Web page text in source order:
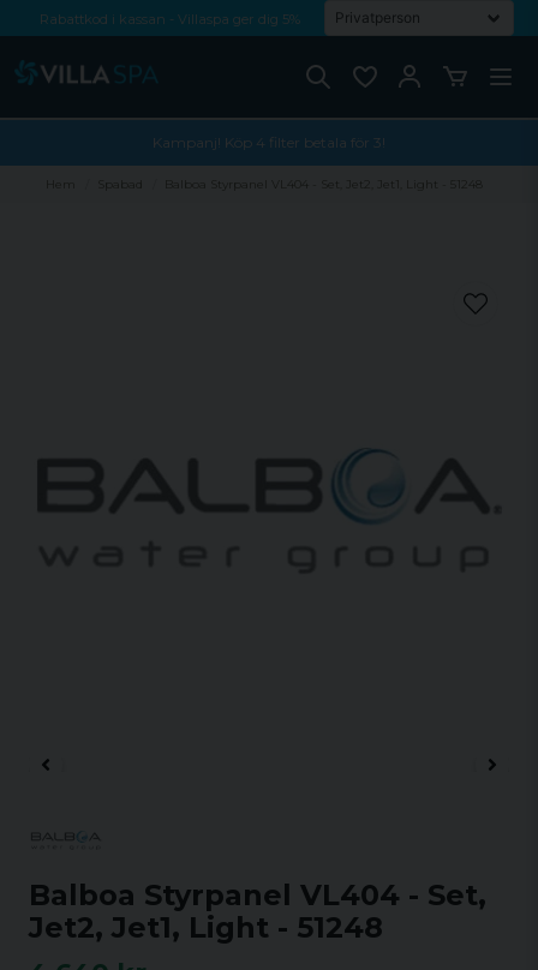
Rabattkod i kassan - Villaspa ger dig 5%
Kampanj! Köp 4 filter betala för 3!
Hem Spabad Balboa Styrpanel VL404 - Set, Jet2, Jet1, Light - 51248
Balboa Styrpanel VL404 - Set,
Jet2, Jet1, Light - 51248